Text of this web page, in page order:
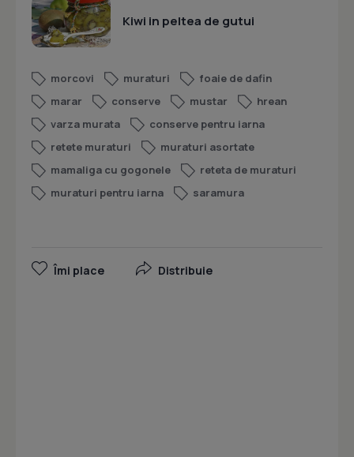
Kiwi in peltea de gutui
morcovi muraturi
foaie de dafin
marar
conserve mustar
hrean
varza murata
conserve pentru iarna
retete muraturi
muraturi asortate
mamaliga cu gogonele
reteta de muraturi
muraturi pentru iarna
saramura
Îmi place Distribuie